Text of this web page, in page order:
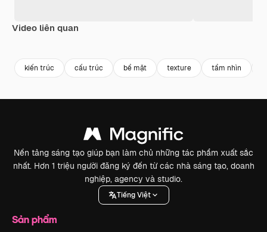
Video liên quan
kiến trúc cấu trúc bề mặt texture tầm nhìn
Nền tảng sáng tạo giúp bạn làm chủ những tác phẩm xuất sắc
nhất. Hơn 1 triệu người đăng ký đến từ các nhà sáng tạo, doanh
nghiệp, agency và studio.
Tiếng Việt
Sản phẩm